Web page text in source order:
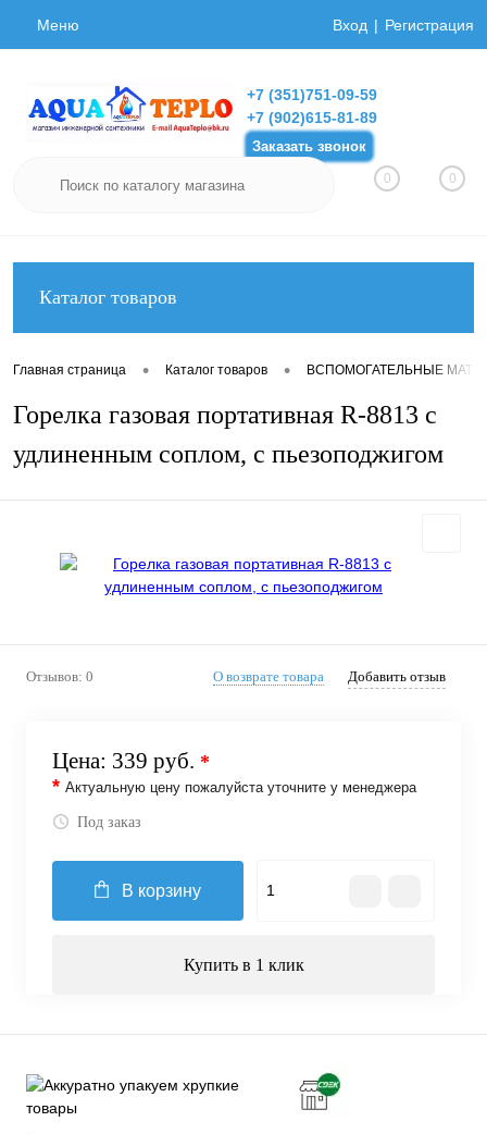
Меню Вход Регистрация
+7 (351)751-09-59
+7 (902)615-81-89
Заказать звонок
0 0
Каталог товаров
Главная страница • Каталог товаров • ВСПОМОГАТЕЛЬНЫЕ
Горелка газовая портативная R-8813 с
удлиненным соплом, с пьезоподжигом
Отзывов: 0 О возврате товара Добавить отзыв
Цена: 339 руб. *
* Актуальную цену пожалуйста уточните у менеджера
Под заказ
В корзину
Купить в 1 клик